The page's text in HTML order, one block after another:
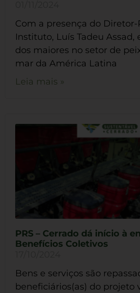
Com a presença do
Instituto, Luís Tadeu Assad,
dos maiores no setor de
mar da América Latina
Leia mais »
PRS – Cerrado dá início à
Benefícios Coletivos
Bens e serviços são
beneficiários(as) do projeto